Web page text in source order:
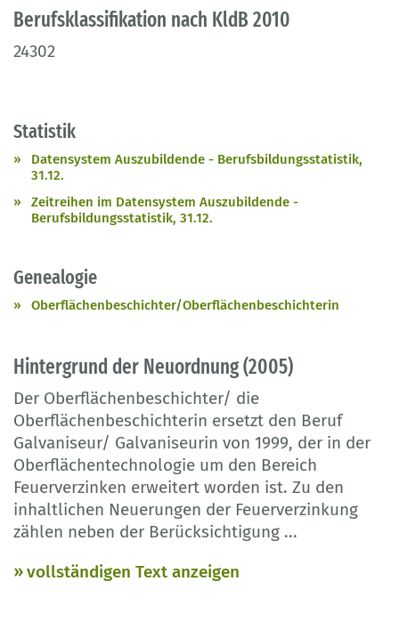
Berufsklassifikation nach KldB 2010
24302
Statistik
Datensystem Auszubildende - Berufsbildungsstatistik,
31.12.
Zeitreihen im Datensystem Auszubildende -
Berufsbildungsstatistik, 31.12.
Genealogie
Oberflächenbeschichter/Oberflächenbeschichterin
Hintergrund der Neuordnung (2005)
Der Oberflächenbeschichter/ die
Oberflächenbeschichterin ersetzt den Beruf
Galvaniseur/ Galvaniseurin von 1999, der in der
Oberflächentechnologie um den Bereich
Feuerverzinken erweitert worden ist. Zu den
inhaltlichen Neuerungen der Feuerverzinkung
zählen neben der Berücksichtigung ...
vollständigen Text anzeigen